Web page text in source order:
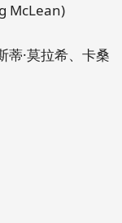
McLean)
蒂·莫拉希、卡桑